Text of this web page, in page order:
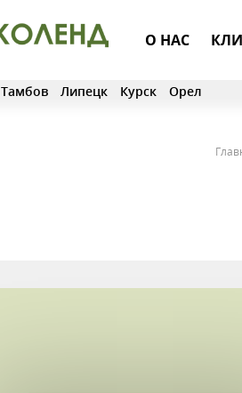
О НАС
Тамбов Липецк Курск Орел